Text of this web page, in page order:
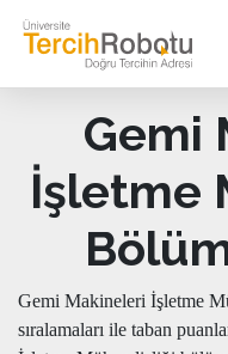
Gemi
İşletme
Gemi Makineleri İşletme
sıralamaları ile taban